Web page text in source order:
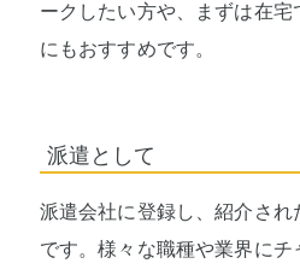
ークしたい方や、まずは在
にもおすすめです。
派遣として
派遣会社に登録し、紹介さ
です。様々な職種や業界にチ